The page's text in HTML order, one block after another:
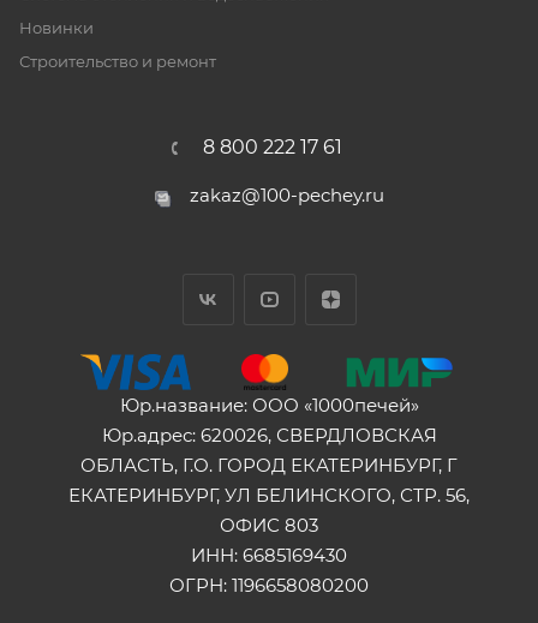
Новинки
Строительство и ремонт
8 800 222 17 61
zakaz@100-pechey.ru
Юр.название: ООО «1000печей»
Юр.адрес: 620026, СВЕРДЛОВСКАЯ
ОБЛАСТЬ, Г.О. ГОРОД ЕКАТЕРИНБУРГ, Г
ЕКАТЕРИНБУРГ, УЛ БЕЛИНСКОГО, СТР. 56,
ОФИС 803
ИНН: 6685169430
ОГРН: 1196658080200